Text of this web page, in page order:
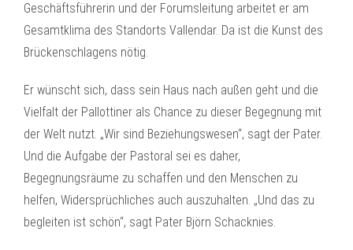
Geschäftsführerin und der Forumsleitung arbeitet er am
Gesamtklima des Standorts Vallendar. Da ist die Kunst des
Brückenschlagens nötig.
Er wünscht sich, dass sein Haus nach außen geht und die
Vielfalt der Pallottiner als Chance zu dieser Begegnung mit
der Welt nutzt. „Wir sind Beziehungswesen“, sagt der Pater.
Und die Aufgabe der Pastoral sei es daher,
Begegnungsräume zu schaffen und den Menschen zu
helfen, Widersprüchliches auch auszuhalten. „Und das zu
begleiten ist schön“, sagt Pater Björn Schacknies.